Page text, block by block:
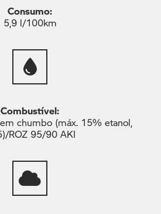
Consumo:
5,9 l/100km
Combustível:
chumbo (máx. 15% etanol,
ROZ 95/90 AKI